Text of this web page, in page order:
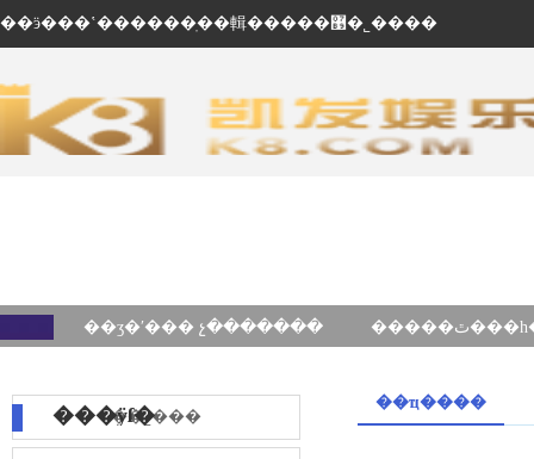
��ӭ���ʽ������ֽ��輯�����޹�˾����
��ʒ�ʹ��� չ�������
���ÿſ���˾���
��ҵ����